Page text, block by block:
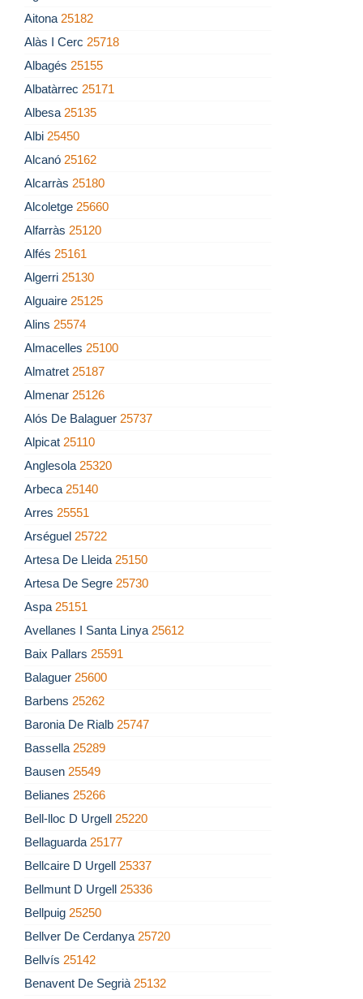
Aitona 25182
Alàs I Cerc 25718
Albagés 25155
Albatàrrec 25171
Albesa 25135
Albi 25450
Alcanó 25162
Alcarràs 25180
Alcoletge 25660
Alfarràs 25120
Alfés 25161
Algerri 25130
Alguaire 25125
Alins 25574
Almacelles 25100
Almatret 25187
Almenar 25126
Alós De Balaguer 25737
Alpicat 25110
Anglesola 25320
Arbeca 25140
Arres 25551
Arséguel 25722
Artesa De Lleida 25150
Artesa De Segre 25730
Aspa 25151
Avellanes I Santa Linya 25612
Baix Pallars 25591
Balaguer 25600
Barbens 25262
Baronia De Rialb 25747
Bassella 25289
Bausen 25549
Belianes 25266
Bell-lloc D Urgell 25220
Bellaguarda 25177
Bellcaire D Urgell 25337
Bellmunt D Urgell 25336
Bellpuig 25250
Bellver De Cerdanya 25720
Bellvís 25142
Benavent De Segrià 25132